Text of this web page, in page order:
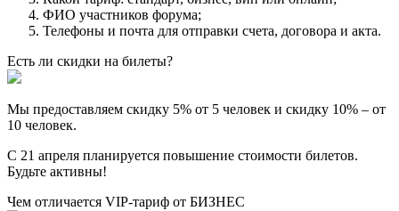
ФИО участников форума;
Телефоны и почта для отправки счета, договора и акта.
Есть ли скидки на билеты?
Мы предоставляем скидку 5% от 5 человек и скидку 10% – от
10 человек.
С 21 апреля планируется повышение стоимости билетов.
Будьте активны!
Чем отличается VIP-тариф от БИЗНЕС